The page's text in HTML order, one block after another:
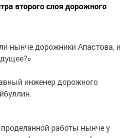
второго слоя дорожного
нынче дорожники Апастова, и
инженер дорожного
работы нынче у